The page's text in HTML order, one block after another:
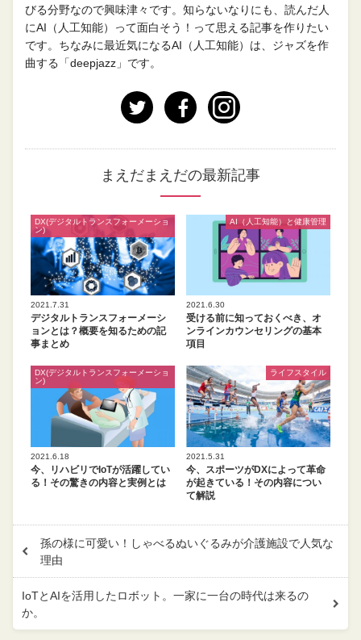
びる分野なので興味津々です。知らないなりにも、読んだ人
にAI（人工知能）って面白そう！って思える記事を作りたい
です。ちなみに最近気になるAI（人工知能）は、ジャズを作
曲する「deepjazz」です。
まえだまえだの最新記事
DX(デジタルトランスフォーメーショ
ン)
2021.7.31
デジタルトランスフォーメーシ
ョンとは？概要を知るための記
事まとめ
AI（人工知能）と健康管理
2021.6.30
受ける前に知っておくべき、オ
ンラインカウンセリングの基本
項目
DX(デジタルトランスフォーメーショ
ン)
2021.6.18
今、リハビリでIoTが活躍してい
る！その驚きの内容と実例とは
ライフスタイル
2021.5.31
今、スポーツがDXによって革命
が起きている！その内容につい
て解説
孫の様に可愛い！しゃべるぬいぐるみが介護施設で人気な
理由
IoTとAIを活用したロボット。一家に一台の時代は来るの
か。